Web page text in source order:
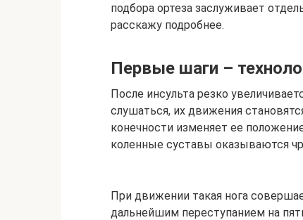
подбора ортеза заслуживает
расскажу подробнее.
Первые шаги –
После инсульта резко
слушаться, их движения
конечности изменяет ее
коленные суставы оказываются
При движении такая нога
дальнейшим переступанием на